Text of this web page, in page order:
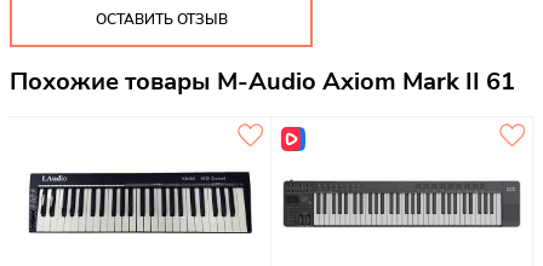
ОСТАВИТЬ ОТЗЫВ
Похожие товары M-Audio Axiom Mark II 61